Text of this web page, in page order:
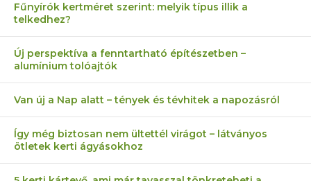
AZ ÖNELLÁTÁS 13 PONTJA
KEZDŐKNEK
6 LEGJOBB NÖVÉNY SZOMSZÉD
ELLEN
MÁRPEDIG A TŰZIJÁTÉK NEM MENŐ!
FÉLREÉRTETT KERTÉSZKEDÉS:
TÉRKŐ ÉS MURVA
AKI ELDOBÁLJA A CIGICSIKKEKET,
AZ EGY KÖ…
Fűnyírók kertméret szerint: melyik típus illik a
telkedhez?
Új perspektíva a fenntartható építészetben –
alumínium tolóajtók
Van új a Nap alatt – tények és tévhitek a napozásról
Így még biztosan nem ültettél virágot – látványos
ötletek kerti ágyásokhoz